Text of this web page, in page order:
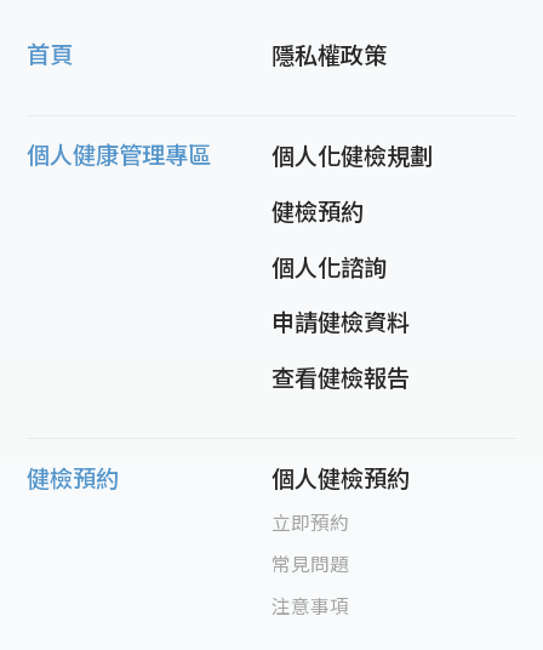
首頁 隱私權政策
個人健康管理專區
個人化健檢規劃
健檢預約
個人化諮詢
申請健檢資料
查看健檢報告
健檢預約 個人健檢預約
立即預約
常見問題
注意事項